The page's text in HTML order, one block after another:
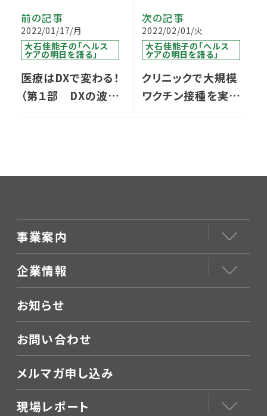
前の記事
2022/01/17/月
大石佳能子の「ヘルス
ケアの明日を語る」
医療はDXで変わる！
（第１部 DXの波に
次の記事
2022/02/01/火
大石佳能子の「ヘルス
ケアの明日を語る」
クリニックで大規模
ワクチン接種を実施
事業案内
企業情報
お知らせ
お問い合わせ
メルマガ申し込み
現場レポート